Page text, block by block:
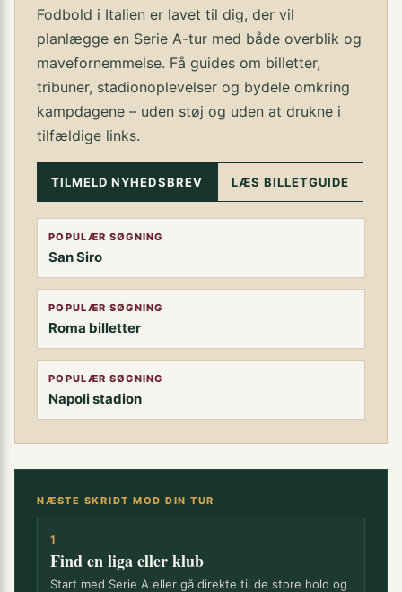
Fodbold i Italien er lavet til dig, der vil
planlægge en Serie A-tur med både overblik og
mavefornemmelse. Få guides om billetter,
tribuner, stadionoplevelser og bydele omkring
kampdagene – uden støj og uden at drukne i
tilfældige links.
TILMELD NYHEDSBREV LÆS BILLETGUIDE
POPULÆR SØGNING
San Siro
POPULÆR SØGNING
Roma billetter
POPULÆR SØGNING
Napoli stadion
NÆSTE SKRIDT MOD DIN TUR
1
Find en liga eller klub
Start med Serie A eller gå direkte til de store hold og